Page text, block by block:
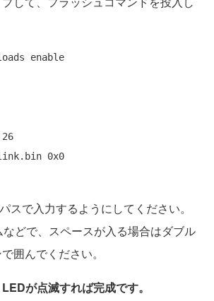
enable
0x0
スで入力するようにしてください。
どで、スペースが入る場合はダブル
囲んでください。
が点滅すれば完成です。